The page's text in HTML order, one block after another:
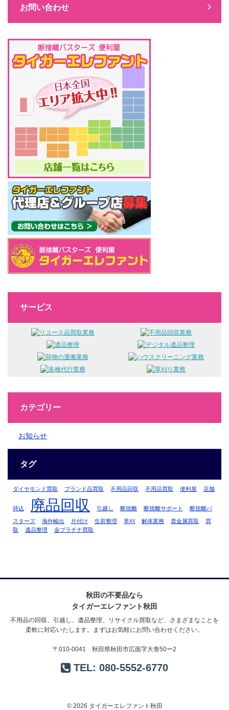
お問い合わせ
サービス
カテゴリー
お知らせ
タグ
ダイヤモンド買取 ブランド品買取 不用品回収 不用品買取 便利屋 店舗
持込 廃品回収 引越し 断捨離 断捨離サポート 断捨離バ
スターズ 海外輸出 片付け 生前整理 草刈 解体業務 貴金属買取
買
取
遺品整理 金プラチナ買取
秋田の不要品なら
タイガーエレファント秋田
不用品の回収、引越し、遺品整理、リサイクル買取など、さまざまなことを
柔軟に対応いたします。まずはお気軽にお問い合わせください。
〒010-0041 秋田県秋田市広面字大巻50ー2
TEL: 080-5552-6770
© 2026 タイガーエレファント秋田